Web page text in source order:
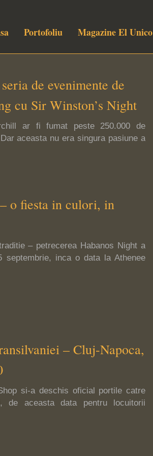
Portofoliu Magazine El Unico
de evenimente de
cu Sir Winston’s Night
ar fi fumat peste 250.000 de
aceasta nu era singura pasiune a
le consuma de dimineata pana
vedem pe […]
o fiesta in culori, in
– petrecerea Habanos Night a
inca o data la Athenee
– Cluj-Napoca,
si-a deschis oficial portile catre
de aceasta data pentru locuitorii
La Aurora, invitatul special din
si-a prezentat specificul, istoria si